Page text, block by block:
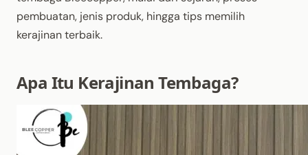
pembuatan, jenis produk, hingga tips memilih
kerajinan terbaik.
Apa Itu Kerajinan Tembaga?